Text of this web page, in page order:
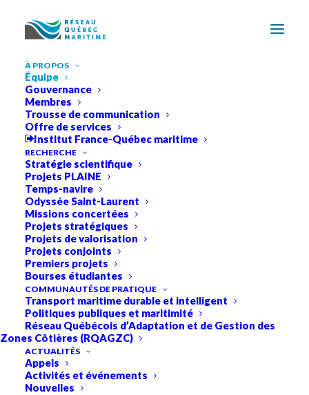
À PROPOS
Équipe
Gouvernance
Membres
Trousse de communication
Offre de services
Institut France-Québec maritime
RECHERCHE
Stratégie scientifique
Projets PLAINE
Temps-navire
Odyssée Saint-Laurent
Missions concertées
Projets stratégiques
Projets de valorisation
Projets conjoints
Premiers projets
Bourses étudiantes
COMMUNAUTÉS DE PRATIQUE
Transport maritime durable et intelligent
Politiques publiques et maritimité
Réseau Québécois d’Adaptation et de Gestion des
Zones Côtières (RQAGZC)
ACTUALITÉS
Appels
Activités et événements
Nouvelles
Équipe
Le RQM est animé par une équipe dynamique, ayant à
cœur le développement maritime durable.